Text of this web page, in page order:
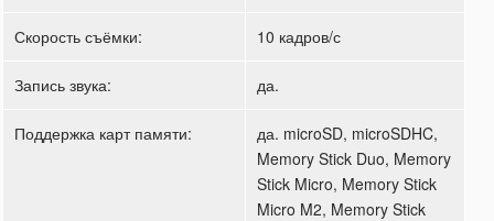
Скорость съёмки: 10 кадров/с
Запись звука: да.
Поддержка карт памяти:
да. microSD, microSDHC,
Memory Stick Duo, Memory
Stick Micro, Memory Stick
Micro M2, Memory Stick